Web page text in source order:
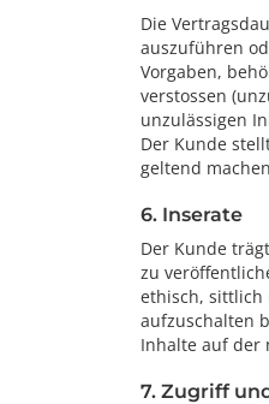
Die
auszuführen
Vorgaben,
verstossen
unzulässigen
Der Kunde
geltend
6. Inserate
Der Kunde
zu
ethisch, sittlich
aufzuschalten
Inhalte auf der
7. Zugriff